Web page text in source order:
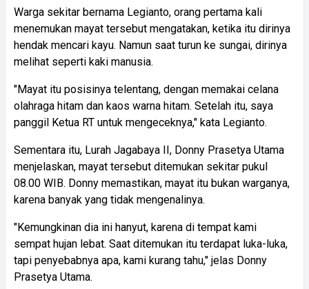
Warga sekitar bernama Legianto, orang pertama kali
menemukan mayat tersebut mengatakan, ketika itu dirinya
hendak mencari kayu. Namun saat turun ke sungai, dirinya
melihat seperti kaki manusia.
"Mayat itu posisinya telentang, dengan memakai celana
olahraga hitam dan kaos warna hitam. Setelah itu, saya
panggil Ketua RT untuk mengeceknya," kata Legianto.
Sementara itu, Lurah Jagabaya II, Donny Prasetya Utama
menjelaskan, mayat tersebut ditemukan sekitar pukul
08.00 WIB. Donny memastikan, mayat itu bukan warganya,
karena banyak yang tidak mengenalinya.
"Kemungkinan dia ini hanyut, karena di tempat kami
sempat hujan lebat. Saat ditemukan itu terdapat luka-luka,
tapi penyebabnya apa, kami kurang tahu," jelas Donny
Prasetya Utama.